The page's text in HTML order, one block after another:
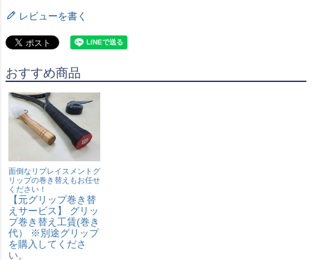
レビューを書く
おすすめ商品
面倒なリプレイスメントグ
リップの巻き替えもお任せ
ください！
【元グリップ巻き替
えサービス】 グリッ
プ巻き替え工賃(巻き
代） ※別途グリップ
を購入してくださ
い。